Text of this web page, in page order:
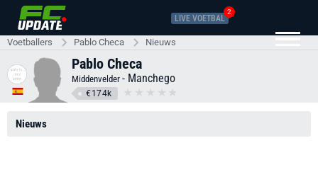
LIVE VOETBAL
2
Voetballers Pablo Checa Nieuws
Pablo Checa
Middenvelder - Manchego
€174k
Nieuws